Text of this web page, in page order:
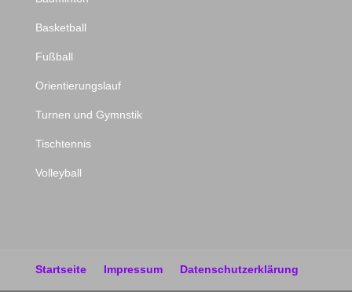
Basketball
Fußball
Orientierungslauf
Turnen und Gymnstik
Tischtennis
Volleyball
Startseite Impressum Datenschutzerklärung